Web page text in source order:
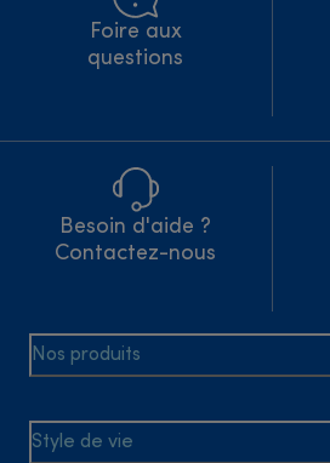
Foire aux
questions
Besoin d'aide ?
Contactez-nous
Nos produits
Style de vie